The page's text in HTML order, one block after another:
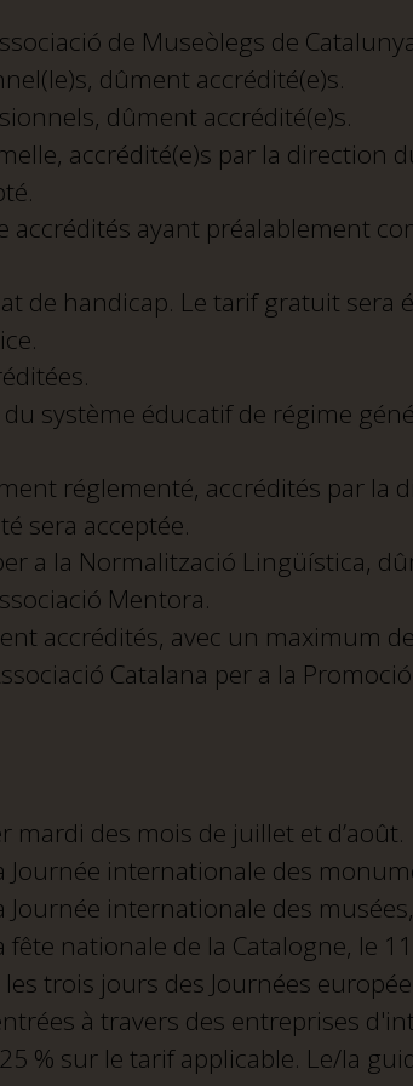
de Museòlegs de
dûment accrédité(e)s.
dûment accrédité(e)s.
accrédité(e)s par la direction
accrédités ayant préalablement
de handicap. Le tarif gratuit sera
du système éducatif de régime
réglementé, accrédités par la
sera acceptée.
a la Normalització Lingüística,
Mentora.
accrédités, avec un maximum
Catalana per a la
mardi des mois de juillet et d’août.
Journée internationale des
Journée internationale des
fête nationale de la Catalogne, le
trois jours des Journées
à travers des entreprises
% sur le tarif applicable. Le/la